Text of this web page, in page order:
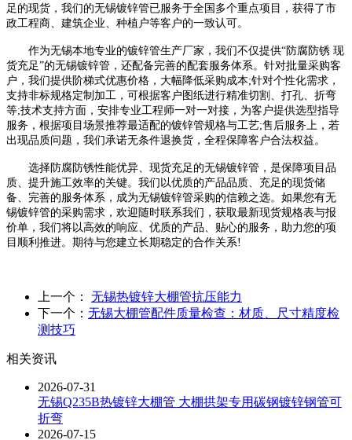
足的现货，我们的无锡镀锌管已服务于全国多个重点项目，获得了市
政工程商、建筑企业、种植户等客户的一致认可。
作为无锡本地专业的镀锌管生产厂家，我们不仅提供“防腐防锈 现
货充足”的无锡镀锌管，还配备完善的配套服务体系。针对批量采购客
户，我们提供阶梯式优惠价格，大幅降低采购成本;针对个性化需求，
支持非标规格定制加工，可根据客户图纸进行精准切割、打孔、折弯
等;技术支持方面，安排专业工程师一对一对接，为客户提供选型指导
服务，根据项目场景推荐最适配的镀锌管规格与工艺;售后服务上，若
出现品质问题，我们承诺无条件退换货，全程保障客户合法权益。
选择防腐防锈性能优异、现货充足的无锡镀锌管，是保障项目品
质、提升施工效率的关键。我们以优质的产品品质、充足的现货储
备、完善的服务体系，成为无锡镀锌管采购的信赖之选。如果您有无
锡镀锌管的采购需求，欢迎随时联系我们，获取最新现货规格表与报
价单，我们将以高效的响应、优质的产品、贴心的服务，助力您的项
目顺利推进。期待与您建立长期稳定的合作关系!
上一个： 无锡热镀锌大棚管抗压能力
下一个： 无锡大棚管配件质量检查：材质、尺寸精度检
测技巧
相关资讯
2026-07-31
无锡Q235B热镀锌大棚管 大棚拱架专用碳钢镀锌钢管可
折弯
2026-07-15